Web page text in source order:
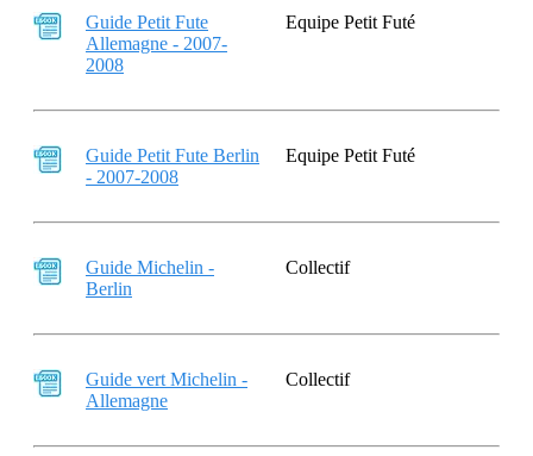
Guide Petit Fute
Allemagne - 2007-
2008
Equipe Petit Futé
Guide Petit Fute Berlin
- 2007-2008
Equipe Petit Futé
Guide Michelin -
Berlin
Collectif
Guide vert Michelin -
Allemagne
Collectif